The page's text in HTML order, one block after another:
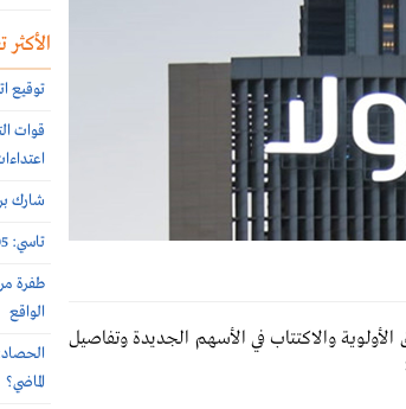
والاكتتاب في الأسهم الجديدة وتفاصيل
الأكثر
توقيع
شارك
تاسي: 105 شركات أعلنت نتائج النصف الأول 2026 الأسبوع الماضي
طفرة
الواقع
الماضي؟